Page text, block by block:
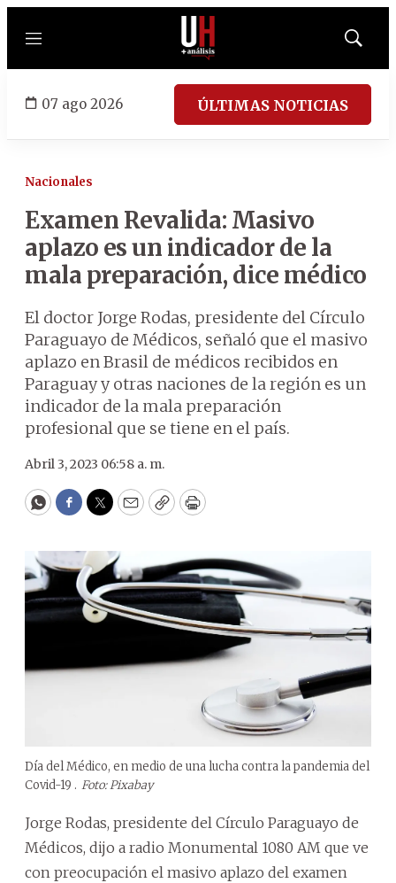
Menú
Mostrar
07 ago 2026 ÚLTIMAS NOTICIAS
Nacionales
Examen Revalida: Masivo
aplazo es un indicador de la
mala preparación, dice médico
El doctor Jorge Rodas, presidente del Círculo
Paraguayo de Médicos, señaló que el masivo
aplazo en Brasil de médicos recibidos en
Paraguay y otras naciones de la región es un
indicador de la mala preparación
profesional que se tiene en el país.
Abril 3, 2023 06:58 a. m.
WhatsApp
Facebook
Twitter
EmailCopyPrint
Día del Médico, en medio de una lucha contra la pandemia del
Covid-19 . Foto: Pixabay
Jorge Rodas, presidente del Círculo Paraguayo de
Médicos, dijo a radio Monumental 1080 AM que ve
con preocupación el masivo aplazo del examen